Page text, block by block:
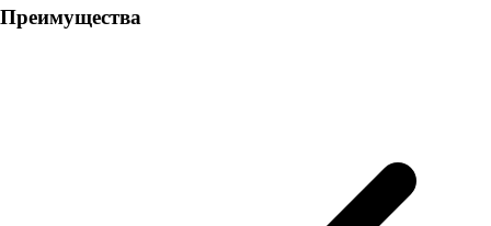
Преимущества